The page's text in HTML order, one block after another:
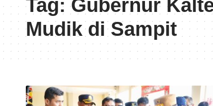
Tag:Gubernur
Mudik di Sampit